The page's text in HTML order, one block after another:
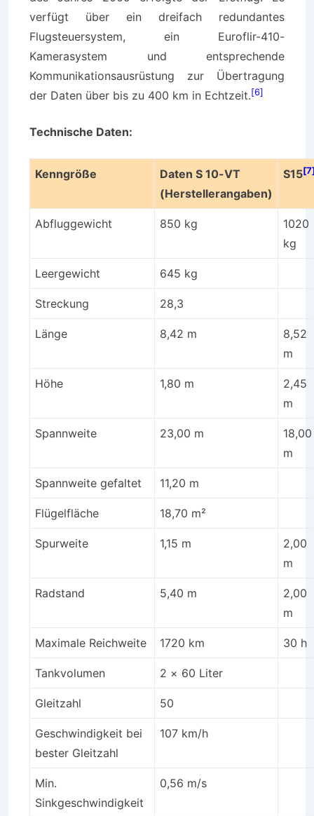
verfügt über ein dreifach redundantes
Flugsteuersystem, ein Euroflir-410-
Kamerasystem und entsprechende
Kommunikationsausrüstung zur Übertragung
der Daten über bis zu 400 km in Echtzeit.[6]
Technische Daten:
Kenngröße
Daten S 10-VT
(Herstellerangaben)
S15
Abfluggewicht 850 kg
1020
kg
Leergewicht 645 kg
Streckung 28,3
Länge 8,42 m
8,52
m
Höhe 1,80 m
2,45
m
Spannweite 23,00 m
18,00
m
Spannweite gefaltet 11,20 m
Flügelfläche 18,70 m²
Spurweite 1,15 m
2,00
m
Radstand 5,40 m
2,00
m
Maximale Reichweite 1720 km 30 h
Tankvolumen 2 × 60 Liter
Gleitzahl 50
Geschwindigkeit bei
bester Gleitzahl
107 km/h
Min.
Sinkgeschwindigkeit
0,56 m/s